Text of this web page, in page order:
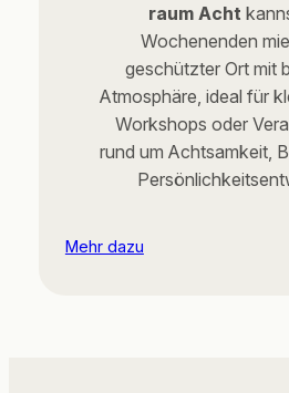
raum Acht
Wochenenden
geschützter Ort mit
Atmosphäre, ideal für
Workshops oder
rund um Achtsamkeit,
Mehr dazu